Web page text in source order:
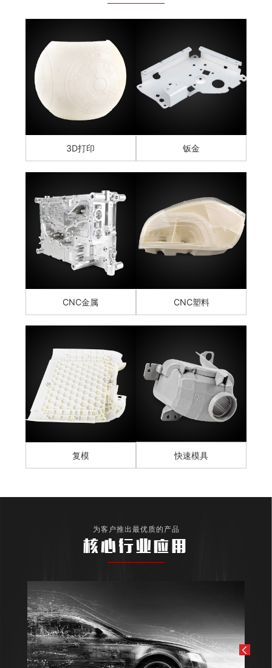
3D打印 钣金
CNC金属 CNC塑料
复模 快速模具
为客户推出最优质的产品
核心行业应用